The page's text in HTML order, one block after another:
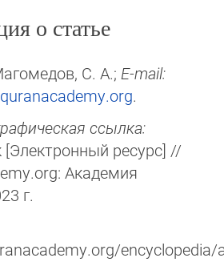
о статье
С. А.; E-mail:
.
ссылка:
[Электронный ресурс] //
Академия
г.
encyclopedia/